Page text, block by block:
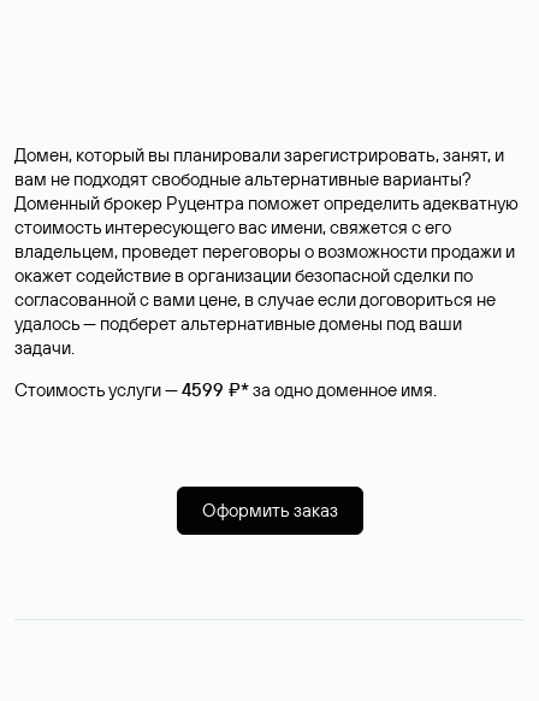
Домен, который вы планировали зарегистрировать, занят, и
вам не подходят свободные альтернативные варианты?
Доменный брокер Руцентра поможет определить адекватную
стоимость интересующего вас имени, свяжется с его
владельцем, проведет переговоры о возможности продажи и
окажет содействие в организации безопасной сделки по
согласованной с вами цене, в случае если договориться не
удалось — подберет альтернативные домены под ваши
задачи.
Стоимость услуги —4599 ₽*за одно доменное имя.
Оформить заказ